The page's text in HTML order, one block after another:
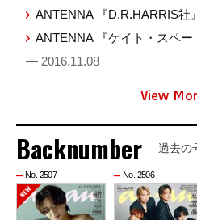
ANTENNA 『D.R.HARRIS社
ANTENNA 『ケイト・スペ
— 2016.11.08
View
Backnumber 過去の
No. 2507 No. 2506